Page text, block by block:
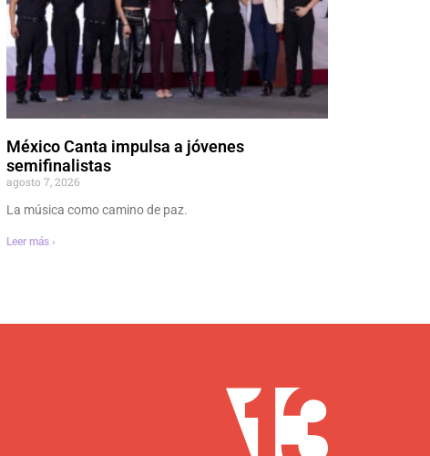
México Canta impulsa a jóvenes
semifinalistas
agosto 7, 2026
La música como camino de paz.
Leer más ›